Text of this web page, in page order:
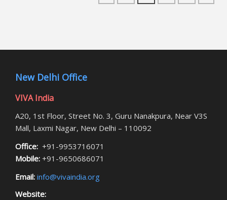
New Delhi Office
VIVA India
A20, 1st Floor, Street No. 3, Guru Nanakpura, Near V3S
Mall, Laxmi Nagar, New Delhi – 110092
Office: +91-9953716071
Mobile: +91-9650686071
Email: info@vivaindia.org
Website: